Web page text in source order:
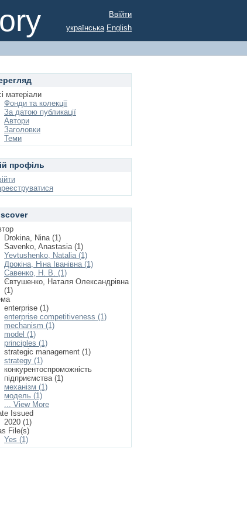
Ввійти
українська English
матеріали
Фонди та колекції
За датою публикації
Автори
Заголовки
Теми
профіль
Drokina, Nina (1)
Savenko, Anastasia (1)
Yevtushenko, Natalia (1)
Дрокіна, Ніна Іванівна (1)
Савенко, Н. В. (1)
Євтушенко, Наталя Олександрівна
(1)
enterprise (1)
enterprise competitiveness (1)
mechanism (1)
model (1)
principles (1)
strategic management (1)
strategy (1)
конкурентоспроможність
підприємства (1)
механізм (1)
модель (1)
... View More
Issued
2020 (1)
File(s)
Yes (1)